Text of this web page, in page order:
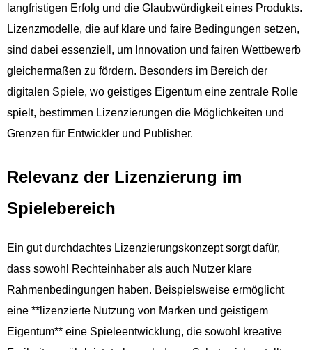
langfristigen Erfolg und die Glaubwürdigkeit eines Produkts.
Lizenzmodelle, die auf klare und faire Bedingungen setzen,
sind dabei essenziell, um Innovation und fairen Wettbewerb
gleichermaßen zu fördern. Besonders im Bereich der
digitalen Spiele, wo geistiges Eigentum eine zentrale Rolle
spielt, bestimmen Lizenzierungen die Möglichkeiten und
Grenzen für Entwickler und Publisher.
Relevanz der Lizenzierung im
Spielebereich
Ein gut durchdachtes Lizenzierungskonzept sorgt dafür,
dass sowohl Rechteinhaber als auch Nutzer klare
Rahmenbedingungen haben. Beispielsweise ermöglicht
eine **lizenzierte Nutzung von Marken und geistigem
Eigentum** eine Spieleentwicklung, die sowohl kreative